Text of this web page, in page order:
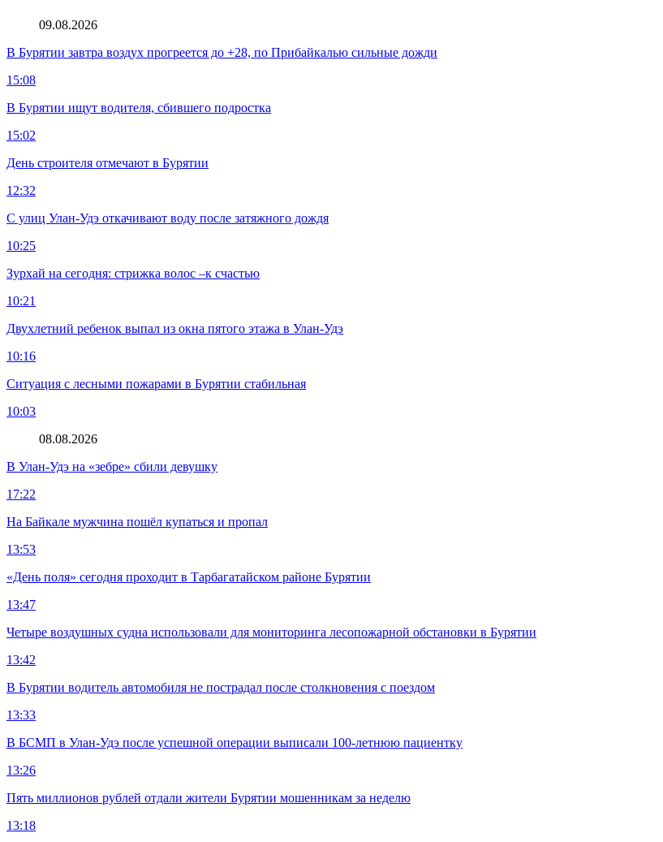
09.08.2026
В Бурятии завтра воздух прогреется до +28, по Прибайкалью сильные дожди
15:08
В Бурятии ищут водителя, сбившего подростка
15:02
День строителя отмечают в Бурятии
12:32
С улиц Улан-Удэ откачивают воду после затяжного дождя
10:25
Зурхай на сегодня: стрижка волос –к счастью
10:21
Двухлетний ребенок выпал из окна пятого этажа в Улан-Удэ
10:16
Ситуация с лесными пожарами в Бурятии стабильная
10:03
08.08.2026
В Улан-Удэ на «зебре» сбили девушку
17:22
На Байкале мужчина пошёл купаться и пропал
13:53
«День поля» сегодня проходит в Тарбагатайском районе Бурятии
13:47
Четыре воздушных судна использовали для мониторинга лесопожарной обстановки в Бурятии
13:42
В Бурятии водитель автомобиля не пострадал после столкновения с поездом
13:33
В БСМП в Улан-Удэ после успешной операции выписали 100-летнюю пациентку
13:26
Пять миллионов рублей отдали жители Бурятии мошенникам за неделю
13:18